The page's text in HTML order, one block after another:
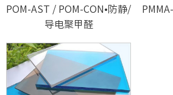
POM-AST / POM-CON•防静/
导电聚甲醛